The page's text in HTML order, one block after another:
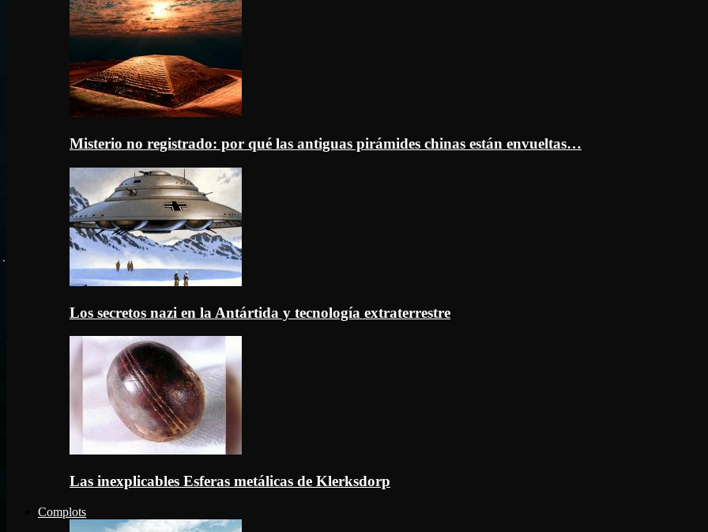
Misterio no registrado: por qué las antiguas pirámides chinas están envueltas…
Los secretos nazi en la Antártida y tecnología extraterrestre
Las inexplicables Esferas metálicas de Klerksdorp
Complots